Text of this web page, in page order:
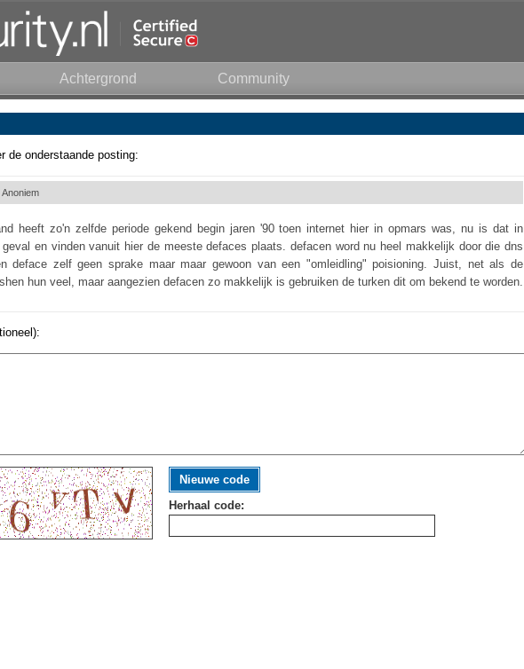
Achtergrond Community
de onderstaande posting:
Anoniem
heeft zo'n zelfde periode gekend begin jaren '90 toen internet hier in opmars was, nu is dat in
en vinden vanuit hier de meeste defaces plaats. defacen word nu heel makkelijk door die dns
deface zelf geen sprake maar maar gewoon van een "omleidling" poisioning. Juist, net als de
hun veel, maar aangezien defacen zo makkelijk is gebruiken de turken dit om bekend te worden.
Nieuwe code
Herhaal code: